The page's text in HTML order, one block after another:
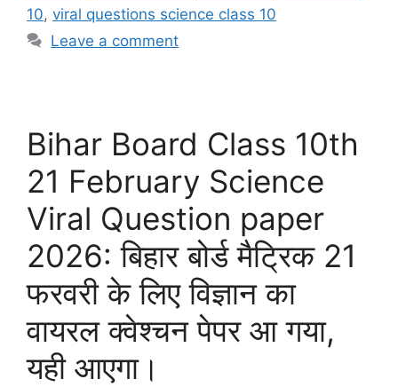
10, viral questions science class 10
Leave a comment
Bihar Board Class 10th
21 February Science
Viral Question paper
2026: बिहार बोर्ड मैट्रिक 21
फरवरी के लिए विज्ञान का
वायरल क्वेश्चन पेपर आ गया,
यही आएगा।